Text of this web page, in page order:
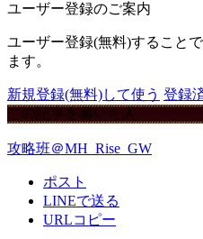
ユーザー登録のご案内
ユーザー登録(無料)すること
ます。
新規登録(無料)して使う 登録
この記事を書いた人
攻略班＠MH_Rise_GW
ポスト
LINEで送る
URLコピー